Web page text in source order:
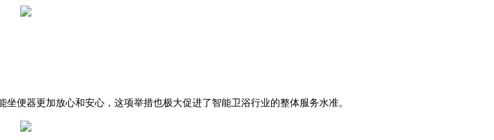
便器更加放心和安心，这项举措也极大促进了智能卫浴行业的整体服务水准。